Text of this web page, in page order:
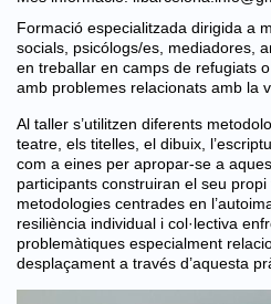
Formació especialitzada dirigida a
socials, psicólogs/es, mediadores,
en treballar en camps de refugiats
amb problemes relacionats amb la
Al taller s’utilitzen diferents
teatre, els titelles, el dibuix,
com a eines per apropar-se a
participants construiran el seu propi
metodologies centrades en
resiliència individual i col·lectiva
problemàtiques especialment
desplaçament a través d’aquesta